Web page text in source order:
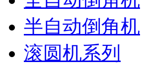
半自动倒角机
滚圆机系列